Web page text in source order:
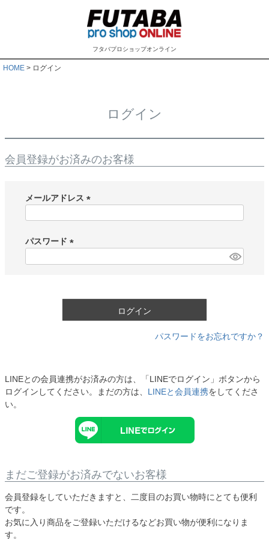
フタバプロショップオンライン
HOME ログイン
ログイン
会員登録がお済みのお客様
メールアドレス
)
パスワード
ログイン
パスワードをお忘れですか？
LINEとの会員連携がお済みの方は、「LINEでログイン」ボタンから
ログインしてください。まだの方は、 LINEと会員連携をしてくださ
い。
まだご登録がお済みでないお客様
会員登録をしていただきますと、二度目のお買い物時にとても便利
です。
お気に入り商品をご登録いただけるなどお買い物が便利になりま
す。